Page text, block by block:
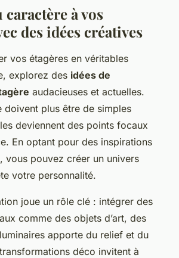
à vos
des idées créatives
vos étagères en véritables
explorez des idées de
audacieuses et actuelles.
doivent plus être de simples
deviennent des points focaux
En optant pour des inspirations
vous pouvez créer un univers
votre personnalité.
joue un rôle clé : intégrer des
comme des objets d’art, des
apporte du relief et du
déco invitent à